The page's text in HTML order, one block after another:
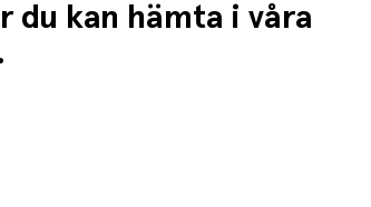
du kan hämta i våra